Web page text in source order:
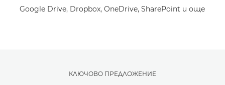
Google Drive, Dropbox, OneDrive, SharePoint и още
КЛЮЧОВО ПРЕДЛОЖЕНИЕ